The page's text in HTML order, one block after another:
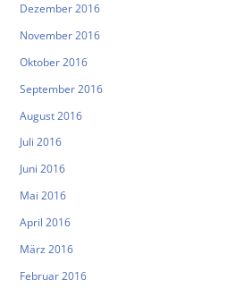
Dezember 2016
November 2016
Oktober 2016
September 2016
August 2016
Juli 2016
Juni 2016
Mai 2016
April 2016
März 2016
Februar 2016